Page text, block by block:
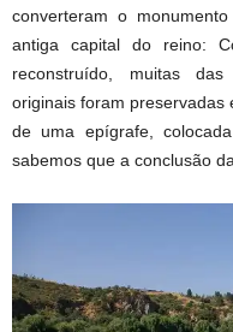
converteram o
antiga capital do reino:
reconstruído, muitas das
originais foram preservadas
de uma epígrafe,
sabemos que a conclusão